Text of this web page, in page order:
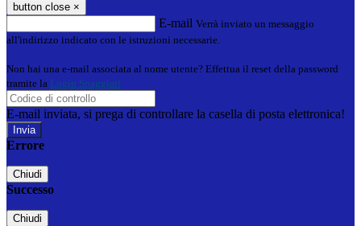
button close ×
E-mail Verrà inviato un messaggio
all'indirizzo indicato con le istruzioni necessarie.
Non hai una e-mail associata al nome utente? Effettua il reset della password
tramite la Login Spaggiari
E-mail inviata, si prega di controllare la casella di posta elettronica!
Errore
Chiudi
Successo
Chiudi